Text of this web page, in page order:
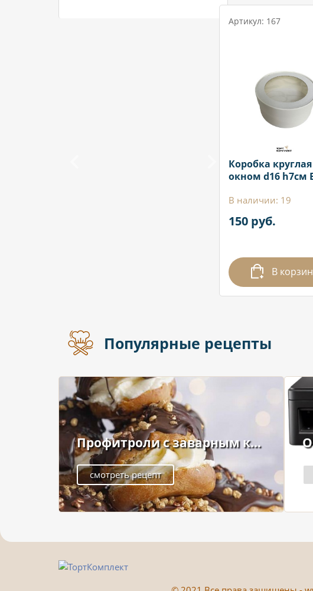
Артикул: 167
Коробка круглая
окном d16 h7см
В наличии: 19
150 руб.
В
Популярные рецепты
Профитроли с заварным к...
смотреть рецепт